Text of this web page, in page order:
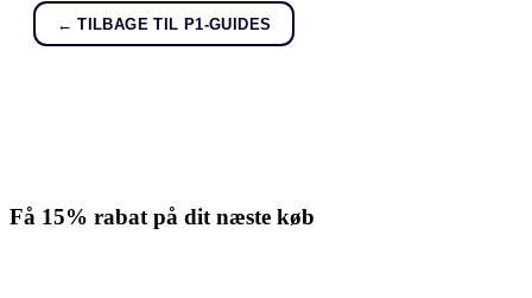
← TILBAGE TIL P1-GUIDES
Få 15% rabat på dit næste køb